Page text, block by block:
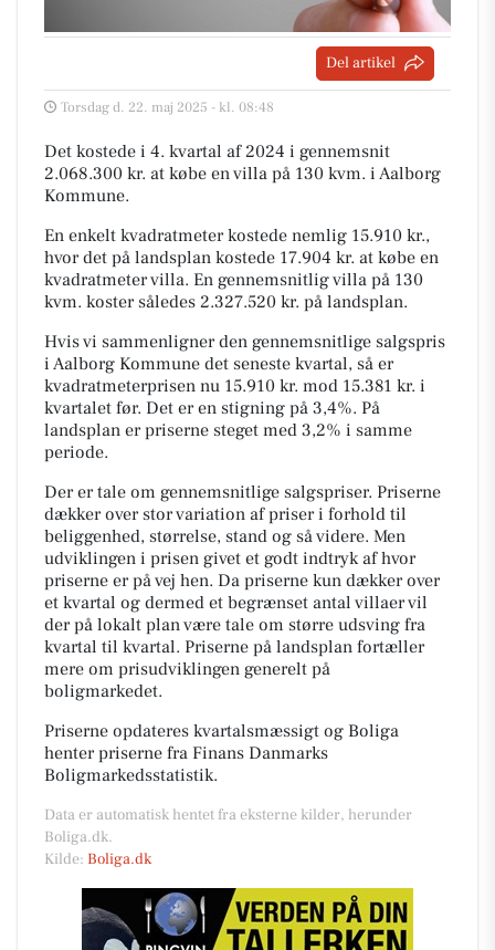
Del artikel
Torsdag d. 22. maj 2025 - kl. 08:48
Det kostede i 4. kvartal af 2024 i gennemsnit
2.068.300 kr. at købe en villa på 130 kvm. i Aalborg
Kommune.
En enkelt kvadratmeter kostede nemlig 15.910 kr.,
hvor det på landsplan kostede 17.904 kr. at købe en
kvadratmeter villa. En gennemsnitlig villa på 130
kvm. koster således 2.327.520 kr. på landsplan.
Hvis vi sammenligner den gennemsnitlige salgspris
i Aalborg Kommune det seneste kvartal, så er
kvadratmeterprisen nu 15.910 kr. mod 15.381 kr. i
kvartalet før. Det er en stigning på 3,4%. På
landsplan er priserne steget med 3,2% i samme
periode.
Der er tale om gennemsnitlige salgspriser. Priserne
dækker over stor variation af priser i forhold til
beliggenhed, størrelse, stand og så videre. Men
udviklingen i prisen givet et godt indtryk af hvor
priserne er på vej hen. Da priserne kun dækker over
et kvartal og dermed et begrænset antal villaer vil
der på lokalt plan være tale om større udsving fra
kvartal til kvartal. Priserne på landsplan fortæller
mere om prisudviklingen generelt på
boligmarkedet.
Priserne opdateres kvartalsmæssigt og Boliga
henter priserne fra Finans Danmarks
Boligmarkedsstatistik.
Data er automatisk hentet fra eksterne kilder, herunder
Boliga.dk.
Kilde: Boliga.dk